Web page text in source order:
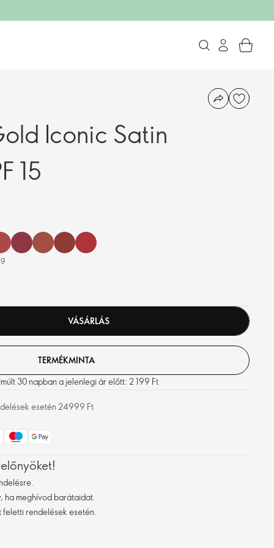
Iconic Satin
15
VÁSÁRLÁS
TERMÉKMINTA
30 napban a jelenlegi ár előtt: 2 199 Ft
esetén 24999 Ft
ha meghívod barátaidat.
rendelések esetén.